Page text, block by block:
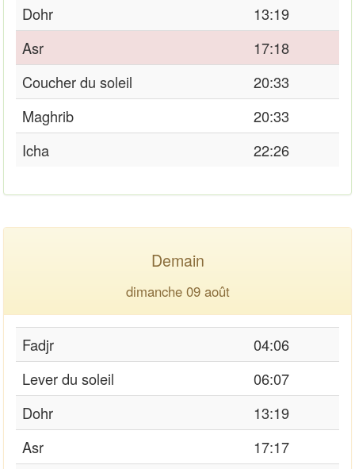
Dohr
13:19
Asr
17:18
Coucher du soleil
20:33
Maghrib
20:33
Icha
22:26
Demain
dimanche 09 août
Fadjr
04:06
Lever du soleil
06:07
Dohr
13:19
Asr
17:17